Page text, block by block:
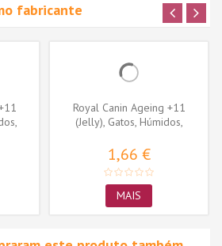
fabricante
Royal Canin Ageing +11
(Jelly), Gatos, Húmidos,
1,66 €
MAIS